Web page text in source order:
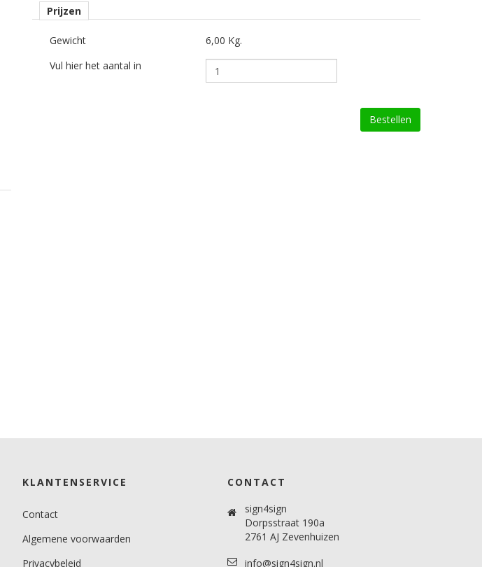
Prijzen
Gewicht
6,00 Kg.
Vul hier het aantal in
KLANTENSERVICE
Contact
Algemene voorwaarden
Privacybeleid
CONTACT
sign4sign
Dorpsstraat 190a
2761 AJ Zevenhuizen
info@sign4sign.nl